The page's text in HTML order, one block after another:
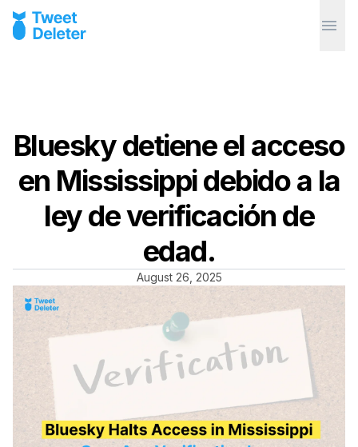
Bluesky detiene el acceso
en Mississippi debido a la
ley de verificación de
edad.
August 26, 2025